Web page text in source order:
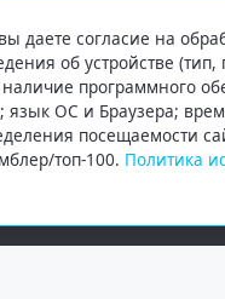
даете согласие на
об устройстве
программного
язык ОС и Браузера;
посещаемости
топ-100. Политика